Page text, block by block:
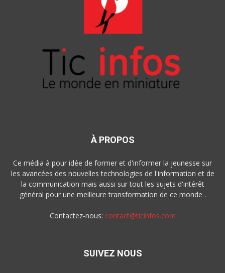
À PROPOS
Ce média à pour idée de former et d'informer la jeunesse sur
les avancées des nouvelles technologies de l'information et de
la communication mais aussi sur tout les sujets d'intérêt
général pour une meilleure transformation de ce monde .
Contactez-nous: contact@ticinfos.com
SUIVEZ NOUS